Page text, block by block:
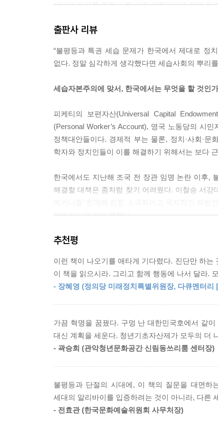
세대의 미래를 위한 사회 구조 개혁이기에 정면 돌
중 하나인 애커먼과 앨스톳 등의 사회적 지분 급
있다. 이들은 (…) 청년기가 중요한 이유를 미시 자
하는 거시 자유을 향유하고 있다. 하지만 요즘 대
이 아니라 당장의 수지타산을 따지는 것이다. 거
얻기 위해 필요한 것이 기초자산이라고 일갈한다.
--- p.132~134
일정한 한계가 있어야 한다는 사회적 메시지를
좋다거나, 게다가 자신의 능력이 아닌 부모의 능
청년 정치를 청년정책 안에 가두면 안 된다. 청년
특히 기후변화나 기술변화 등 미래에 관련된 이
(…) 특히 앞에서 세습사회를 타파할 대안으로 제
정에 반드시 참여하도록 해야 한다. 그래야 세습
출판사 리뷰
“불평등과 특권 세습 문제가 한국에서 제대로 정
없다. 정말 심각하게 생각했다면 세습사회의 뿌리
세습자본주의에 맞서, 한국에서는 무엇을 할 것인가
피케티의 보편자산(Universal Capital
(Personal Worker’s Account), 영국 노동당의 시
정책대안들이다. 경제적 부는 물론, 정치·사회·
학자와 정치인들이 이를 해결하기 위해서는 보다
한국에서도 지난해 조국 전 장관 임명 논란 이후,
해결할 대책은 좀처럼 찾기 어려웠다. 이철승 서강
데까지 나아가지 못했다.
이에 『사회적 상속』은 “자산의 세대 간 이전 및
사회 전체의 자산을 개인이 아닌 사회적 차원에
단순히 특정 연령대를 지원하는 일시적 방편
해소하는 경제정책이다.
불평등과 특권 세습 문제가 불거질 때마다 정치권
모두에게 공평한 신분 상승의 기제로 작동하
‘만리장성’으로, 한 세대에서 다음 세대로 ‘불평
학교 자체 재설계만으로는 풀 수 있는 것이 많지 않
이는 교육제도의 사회적 기능 자체를 혁신하지
추천평
이런 책이 나오기를 애타게 기다렸다. 진단만 하는
이 책을 읽으시라. 그리고 함께 행동에 나서 달라.
- 장혜영 (정의당 미래정치특별위원장, 다큐멘터리
가끔 혁명을 꿈꿨다. 구멍 난 대한민국호에서 같
대신 계획을 세운다. 청년기초자산제가 모두의 더
- 곽승희 (관악청년문화공간 신림동쓰리룸 센터장)
불평등과 단절의 시대에, 이 책의 질문을 대면
세대의 알리바이를 입증하려는 것이 아니라, 다른
- 전효관 (한국문화예술위원회 사무처장)